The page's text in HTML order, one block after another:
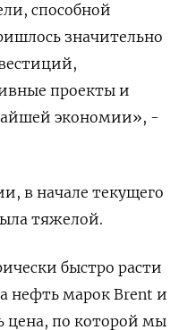
способной
значительно
проекты и
экономии», -
в начале текущего
тяжелой.
быстро расти
нефть марок Brent и
цена, по которой мы